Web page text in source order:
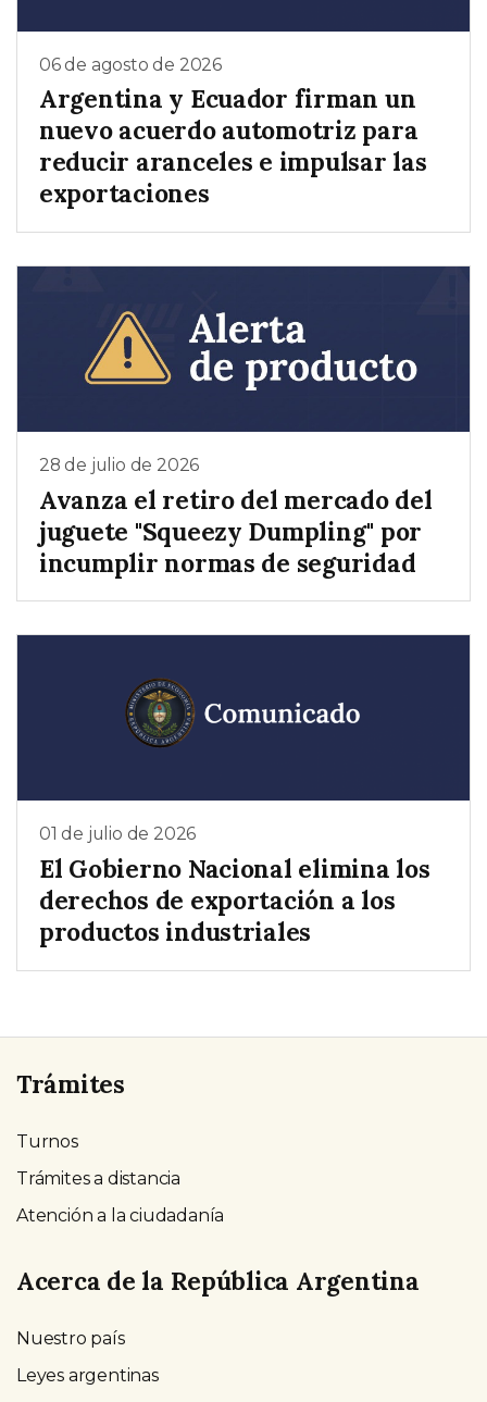
06 de agosto de 2026
Argentina y Ecuador firman un
nuevo acuerdo automotriz para
reducir aranceles e impulsar las
exportaciones
28 de julio de 2026
Avanza el retiro del mercado del
juguete "Squeezy Dumpling" por
incumplir normas de seguridad
01 de julio de 2026
El Gobierno Nacional elimina los
derechos de exportación a los
productos industriales
Trámites
Turnos
Trámites a distancia
Atención a la ciudadanía
Acerca de la República Argentina
Nuestro país
Leyes argentinas